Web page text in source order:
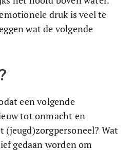
druk is veel te
wat de volgende
een volgende
tot onmacht en
Wat
gedaan worden om